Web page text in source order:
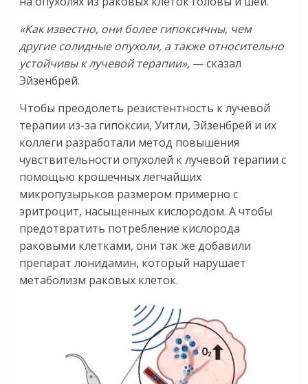
«Как известно, они более гипоксичны, чем
другие солидные опухоли, а также относительно
устойчивы к лучевой терапии», — сказал
Эйзенбрей.
Чтобы преодолеть резистентность к лучевой
терапии из-за гипоксии, Уитли, Эйзенбрей и их
коллеги разработали метод повышения
чувствительности опухолей к лучевой терапии с
помощью крошечных легчайших
микропузырьков размером примерно с
эритроцит, насыщенных кислородом. А чтобы
предотвратить потребление кислорода
раковыми клетками, они так же добавили
препарат лонидамин, который нарушает
метаболизм раковых клеток.